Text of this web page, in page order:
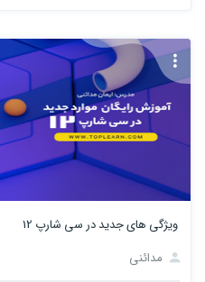
ویژگی‌ های جدید در سی شارپ 12
مدائنی